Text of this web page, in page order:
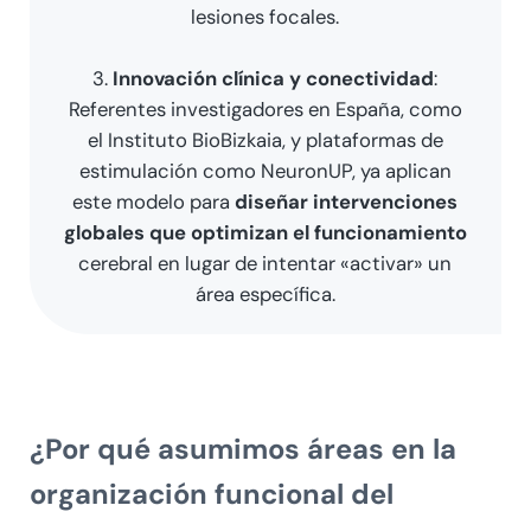
lesiones focales.
3. Innovación clínica y conectividad:
Referentes investigadores en España, como
el Instituto BioBizkaia, y plataformas de
estimulación como NeuronUP, ya aplican
este modelo paradiseñar intervenciones
globales que optimizan el funcionamiento
cerebral en lugar de intentar «activar» un
área específica.
¿Por qué asumimos áreas en la
organización funcional del